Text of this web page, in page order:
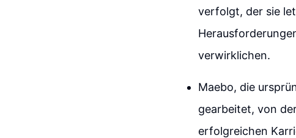
verfolgt, der sie
verwirklichen.
Maebo, die
gearbeitet, von
erfolgreichen